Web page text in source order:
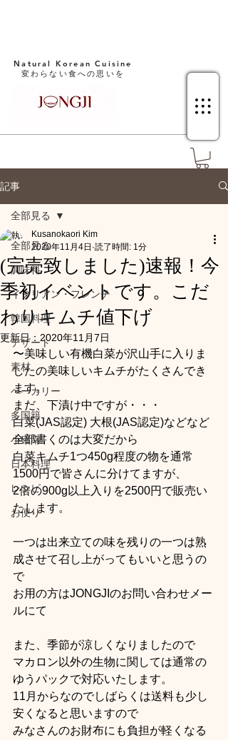
Natural Korean Cuisine​
変わらない食への思いを
記事
全部見る
調味料
イタリアン・フレンチ
韓国料理
デザート
素材
ベーカリー
多国籍
小確幸
日本料理
レシピ
お便り
全部見る
(完売致しました)速報！今
季初イベントです。こだ
わりキムチ値下げ
Kusanokaori Kim
2020年11月4日 読了時間: 1分
更新日： 2020年11月7日
〜美味しい有機白菜が沢山手に入りま
したの美味しいキムチがたくさんでき
ます。
まだ、下漬け中ですが・・・
白菜(JAS認定) 大根(JAS認定)などなど
全部書くのは大変だから
白菜キムチ1つ450g程度の物を通常
1500円で皆さんに分けてますが、
2倍の900g以上入りを2500円で販売い
たします。
一つは出来立ての味を残りの一つは熟
成させて召し上がってもいいと思うの
で
お用の方はJONGJIのお問い合わせメー
ルにて
また、季節が涼しくなりましたので
マカロン以外の生物に関しては通常の
ゆうパックで対応いたします。
11月からなのでしばらくは送料も少し
安くなると思いますので
みなさんのお財布にも負担が軽くなる